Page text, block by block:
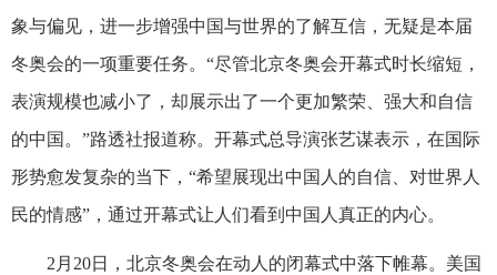
象与偏见，进一步增强中国与世界的了解互信，无疑是本届
冬奥会的一项重要任务。“尽管北京冬奥会开幕式时长缩短，
表演规模也减小了，却展示出了一个更加繁荣、强大和自信
的中国。”路透社报道称。开幕式总导演张艺谋表示，在国际
形势愈发复杂的当下，“希望展现出中国人的自信、对世界人
民的情感”，通过开幕式让人们看到中国人真正的内心。
2月20日，北京冬奥会在动人的闭幕式中落下帷幕。美国